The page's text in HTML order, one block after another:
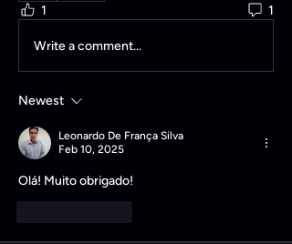
1 1
Write a comment...
Newest
Leonardo De França Silva
Feb 10, 2025
Olá! Muito obrigado!